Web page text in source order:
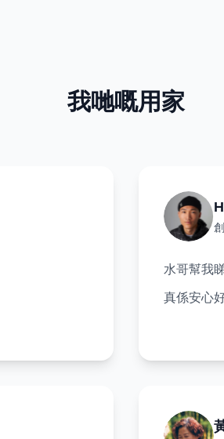
我哋嘅用家
水哥幫我
真係安心